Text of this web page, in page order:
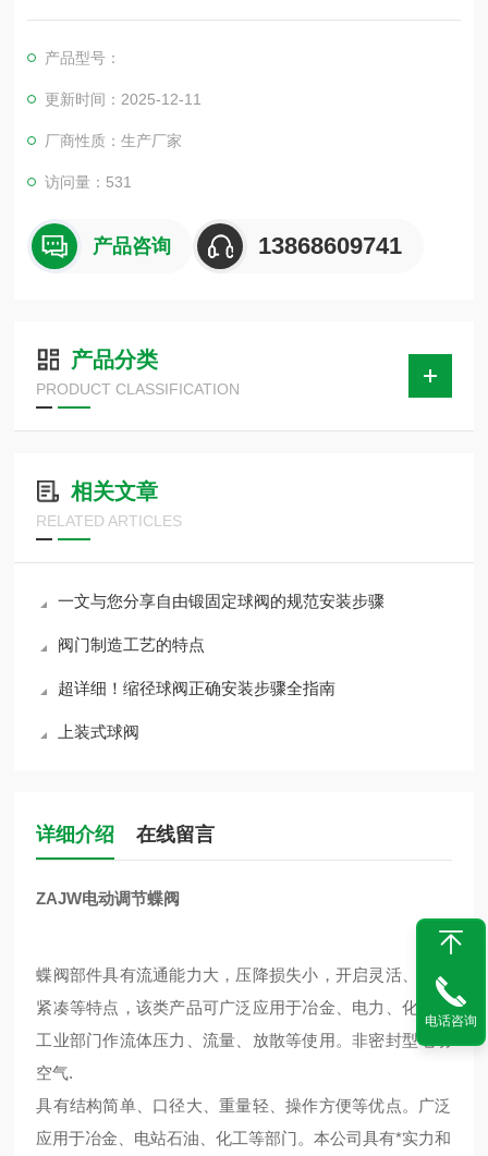
直接接收调节仪表或计算机控制信号，DP型需与伺服放大器配套
产品型号：
更新时间：2025-12-11
厂商性质：生产厂家
访问量：531
产品咨询 13868609741
产品分类
PRODUCT CLASSIFICATION
相关文章
RELATED ARTICLES
一文与您分享自由锻固定球阀的规范安装步骤
阀门制造工艺的特点
超详细！缩径球阀正确安装步骤全指南
上装式球阀
详细介绍 在线留言
ZAJW电动调节蝶阀
蝶阀部件具有流通能力大，压降损失小，开启灵活、结构
紧凑等特点，该类产品可广泛应用于冶金、电力、化工等
工业部门作流体压力、流量、放散等使用。非密封型电动
空气.
具有结构简单、口径大、重量轻、操作方便等优点。广泛
应用于冶金、电站石油、化工等部门。本公司具有*实力和
电话咨询